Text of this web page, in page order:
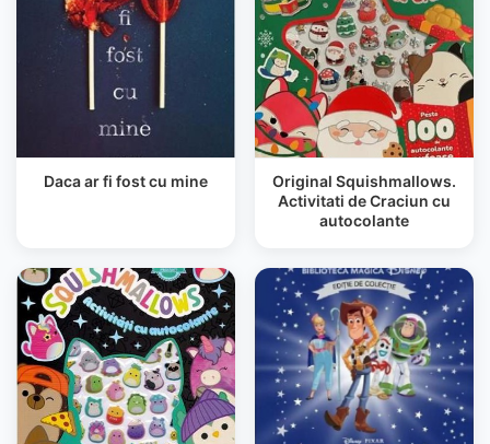
Daca ar fi fost cu mine
Original Squishmallows.
Activitati de Craciun cu
autocolante